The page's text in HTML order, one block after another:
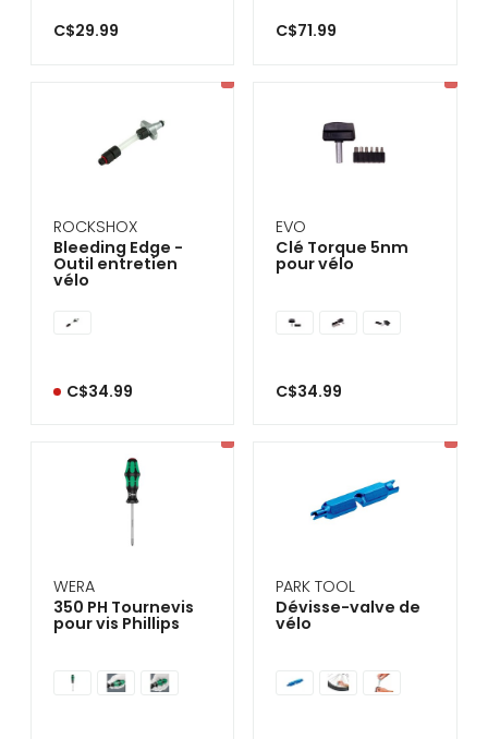
C$29.99 C$71.99
ROCKSHOX
Bleeding Edge -
Outil entretien
vélo
C$34.99
EVO
Clé Torque 5nm
pour vélo
C$34.99
WERA
350 PH Tournevis
pour vis Phillips
PARK TOOL
Dévisse-valve de
vélo